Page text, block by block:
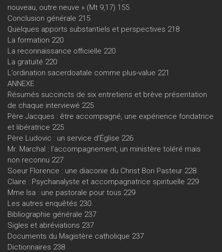
nouveau, outre neuve » (Mt 9,17) 155
Conclusion générale 215
Quelques apports substantiels et perspectives 218
La formation 220
La reconnaissance officielle 220
La gratuité 220
L’ordination sacerdoatale comme plus-value 221
ANNEXE
Résumés succincts de six entretiens et brève présentation
de chaque interviewé 225
Père Jacques : être accompagné, une expérience fondatrice
et libératrice 225
Père Ludovic : un service d’Église 226
Mr. Marchal : l’accompagnement, un ministère toléré mais
non reconnu 227
Soeur Florence : une diaconie du Christ Bon Pasteur 228
Claire : Psychanalyste et accompagnatrice spirituelle 229
Mme Isa : une pastorale pour tous 229
Les autres enquêtés 230
Bibliographie générale 237
Sigles et abréviations 237
Documents du Magistère catholique 237
Dictionnaires 238